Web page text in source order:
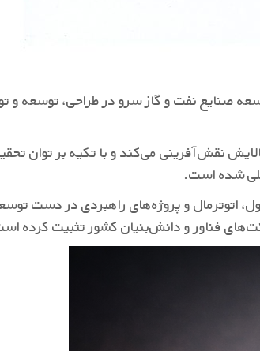
صنایع نفت و گاز سرو در طراحی، توسعه و
نقش‌آفرینی می‌کند و با تکیه بر توان
شده است.
اتوترمال و پروژه‌های راهبردی در دست
فناور و دانش‌بنیان کشور تثبیت کرده